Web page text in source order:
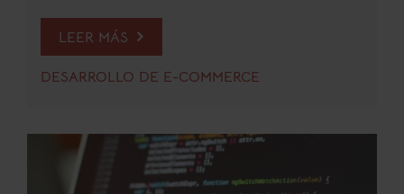
LEER MÁS
DESARROLLO DE E-COMMERCE